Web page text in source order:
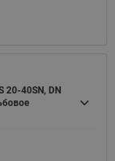
20-40SN, DN